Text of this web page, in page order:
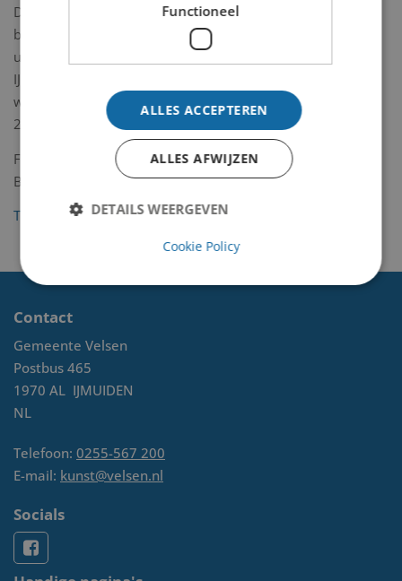
De kunstwerken leggen
beide een link met het
unieke karakter van
IJmuiden. Naar verwachting
worden beide werken rond
28 april a.s. opgeleverd.
Foto Karski & Beyond: Erik
Baalbergen
Terug naar het overzicht
Contact
Gemeente Velsen
Postbus 465
1970 AL IJMUIDEN
NL
Telefoon: 0255-567 200
E-mail: kunst@velsen.nl
Socials
Functioneel
ALLES ACCEPTEREN
ALLES AFWIJZEN
DETAILS WEERGEVEN
Cookie Policy